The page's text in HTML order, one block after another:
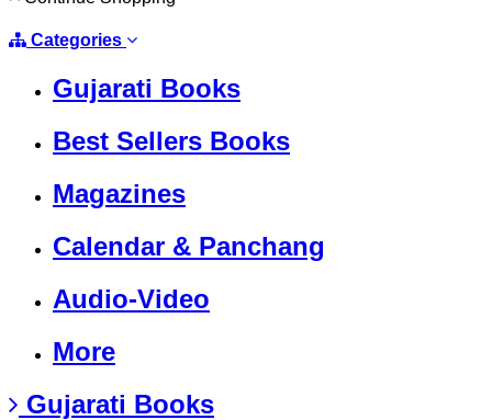
Categories
Gujarati Books
Best Sellers Books
Magazines
Calendar & Panchang
Audio-Video
More
Gujarati Books